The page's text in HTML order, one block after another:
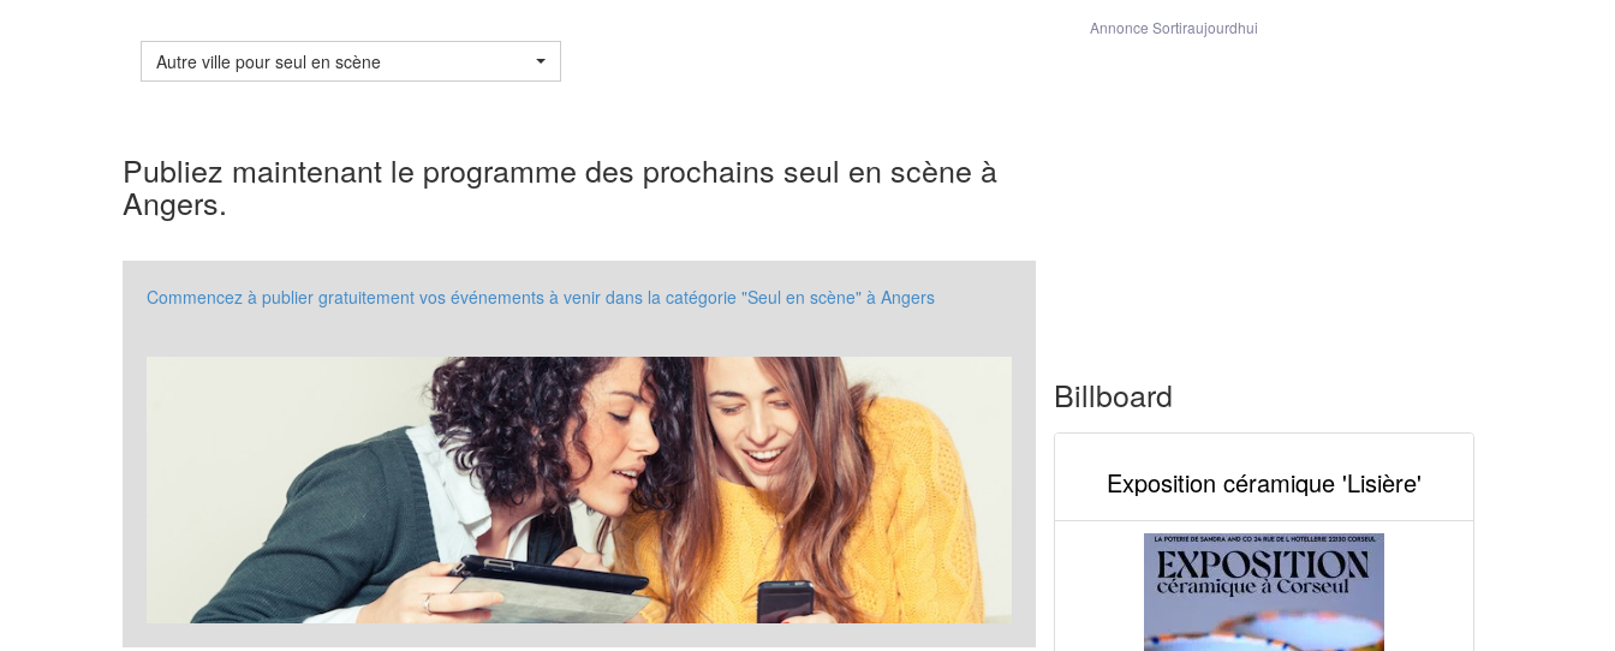
Autre ville pour seul en scène
Publiez maintenant le programme des prochains seul en scène à
Angers.
Commencez à publier gratuitement vos événements à venir dans la catégorie "Seul en scène" à Angers
Annonce Sortiraujourdhui
Billboard
Exposition céramique 'Lisière'